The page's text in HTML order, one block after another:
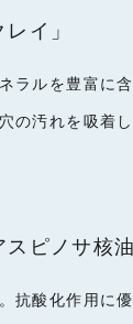
イ」
ラルを豊富に
の汚れを吸着し
スピノサ核油
抗酸化作用に